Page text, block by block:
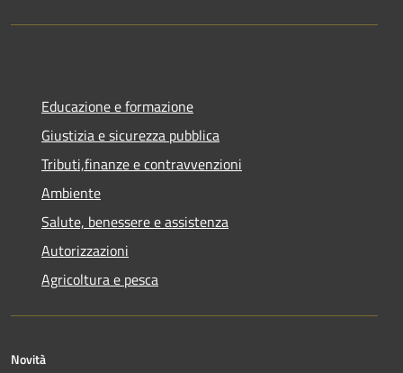
Educazione e formazione
Giustizia e sicurezza pubblica
Tributi,finanze e contravvenzioni
Ambiente
Salute, benessere e assistenza
Autorizzazioni
Agricoltura e pesca
Novità